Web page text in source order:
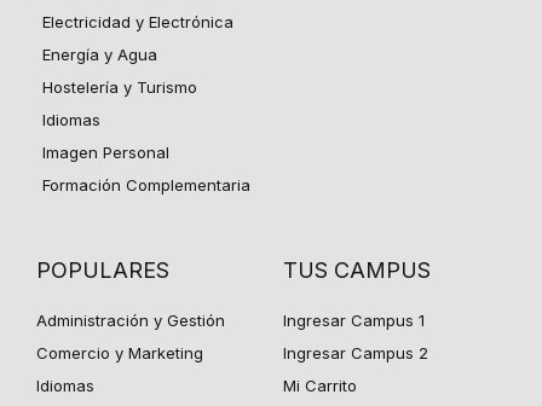
Electricidad y Electrónica
Energía y Agua
Hostelería y Turismo
Idiomas
Imagen Personal
Formación Complementaria
POPULARES
Administración y Gestión
Comercio y Marketing
Idiomas
TUS CAMPUS
Ingresar Campus 1
Ingresar Campus 2
Mi Carrito